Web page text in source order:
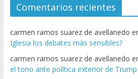
Comentarios recientes
carmen ramos suarez de avellanedo
Iglesia los debates más sensibles?
carmen ramos suarez de avellanedo
el tono ante política exterior de Trump